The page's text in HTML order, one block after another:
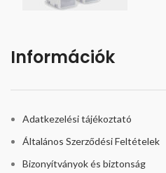
Információk
Adatkezelési tájékoztató
Általános Szerződési Feltételek
Bizonyítványok és biztonság